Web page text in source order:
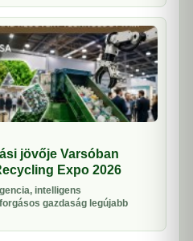
jövője Varsóban
Expo 2026
intelligens
gazdaság legújabb